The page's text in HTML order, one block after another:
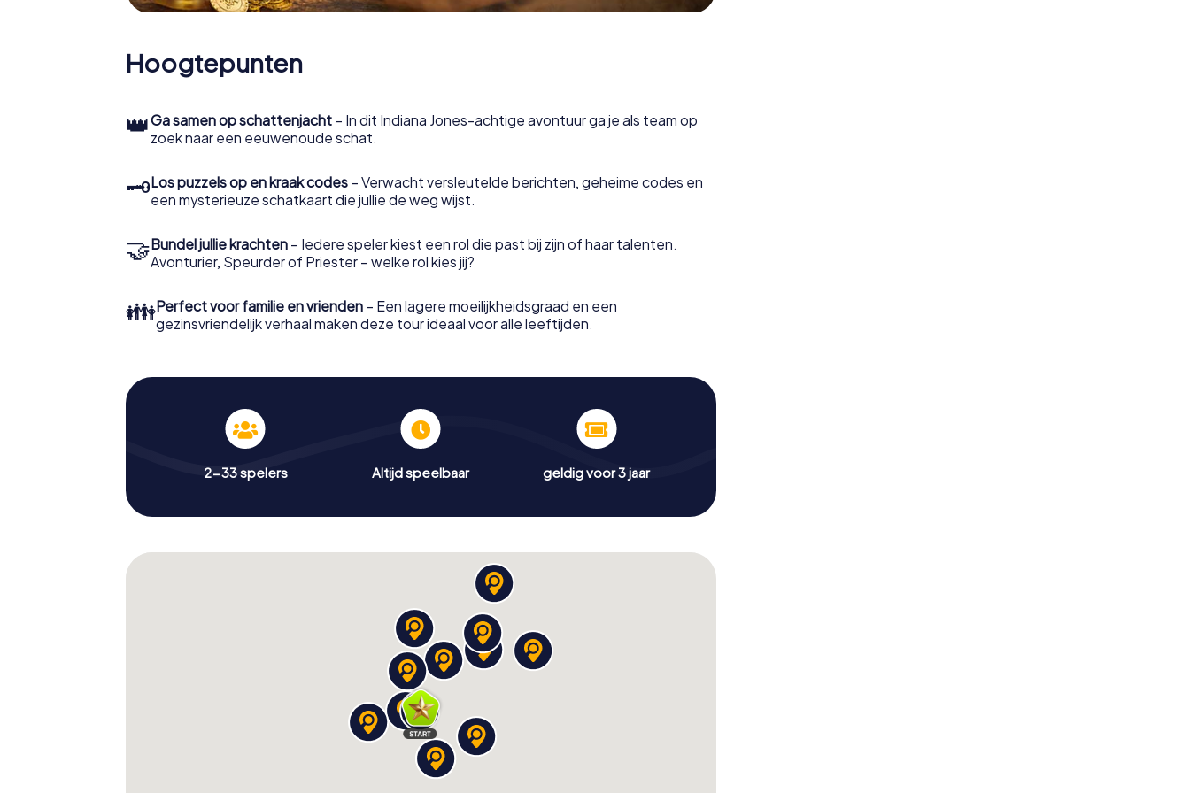
Hoogtepunten
👑Ga samen op schattenjacht – In dit Indiana Jones-achtige avontuur ga je als team op
zoek naar een eeuwenoude schat.
🗝Los puzzels op en kraak codes – Verwacht versleutelde berichten, geheime codes en
een mysterieuze schatkaart die jullie de weg wijst.
🤝Bundel jullie krachten – Iedere speler kiest een rol die past bij zijn of haar talenten.
Avonturier, Speurder of Priester – welke rol kies jij?
👪Perfect voor familie en vrienden – Een lagere moeilijkheidsgraad en een
gezinsvriendelijk verhaal maken deze tour ideaal voor alle leeftijden.
2-33 spelers Altijd speelbaar geldig voor 3 jaar